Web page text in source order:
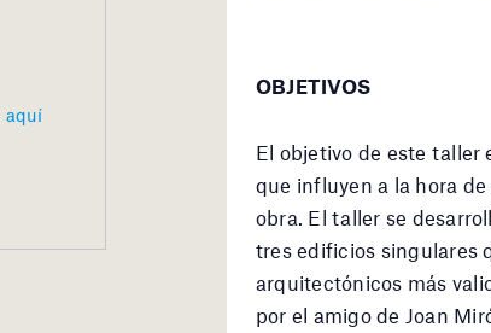
aquí
OBJETIVOS
El objetivo de este taller
que influyen a la hora
obra. El taller se
tres edificios singulares
arquitectónicos más
por el amigo de Joan